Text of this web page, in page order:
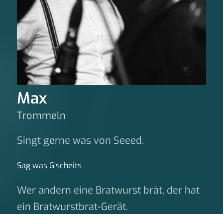
Max
Trommeln
Singt gerne was von Seeed.
Sag was G‘scheits
Wer andern eine Bratwurst brät, der hat
ein Bratwurstbrat-Gerät.